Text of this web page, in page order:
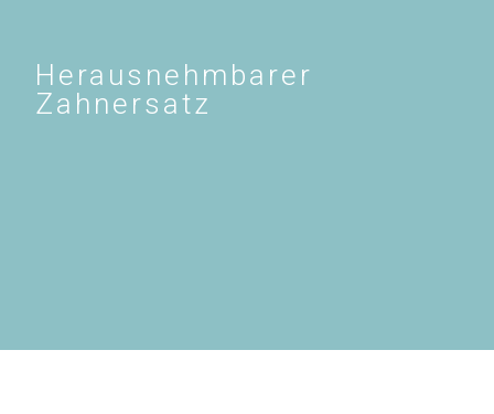
Herausnehmbarer
Zahnersatz